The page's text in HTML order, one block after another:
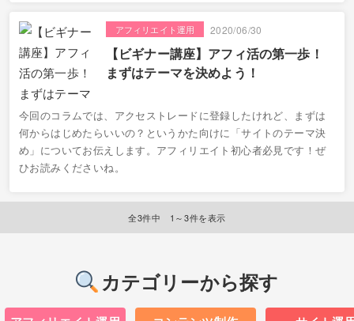
アフィリエイト運用 2020/06/30
【ビギナー講座】アフィ活の第一歩！
まずはテーマを決めよう！
今回のコラムでは、アクセストレードに登録したけれど、まずは
何からはじめたらいいの？というかた向けに「サイトのテーマ決
め」についてお伝えします。アフィリエイト初心者必見です！ぜ
ひお読みくださいね。
全3件中 1～3件を表示
カテゴリーから探す